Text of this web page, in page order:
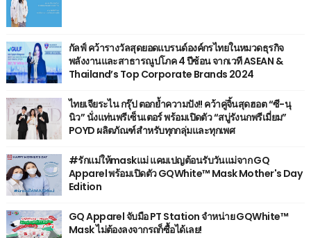
กัลฟ์ คว้ารางวัลสุดยอดแบรนด์องค์กรไทยในหมวดธุรกิจ
พลังงานและสาธารณูปโภค 4 ปีซ้อน จากเวที ASEAN &
Thailand’s Top Corporate Brands 2024
ไทยเจียระไน กรุ๊ป ตอกย้ำความปัง!! คว้าคู่จิ้นสุดฮอต “ซี-นุ
นิว” นั่งแท่นพรีเซ็นเตอร์ พร้อมเปิดตัว “สบู่รังนกพรีเมี่ยม”
POYD ผลิตภัณฑ์สำหรับทุกกลุ่มและทุกเพศ
#รักแม่ให้maskแม่ แคมเปญต้อนรับวันแม่จาก GQ
Apparel พร้อมเปิดตัว GQWhite™ Mask Mother's Day
Edition
GQ Apparel จับมือ PT Station จำหน่าย GQWhite™
Mask ไม่ต้องลงจากรถก็ซื้อได้เลย!